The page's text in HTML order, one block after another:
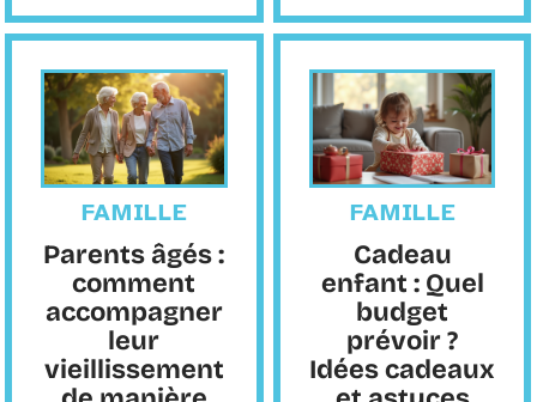
FAMILLE
Parents âgés :
comment
accompagner
leur
vieillissement
FAMILLE
Cadeau
enfant : Quel
budget
prévoir ?
Idées cadeaux